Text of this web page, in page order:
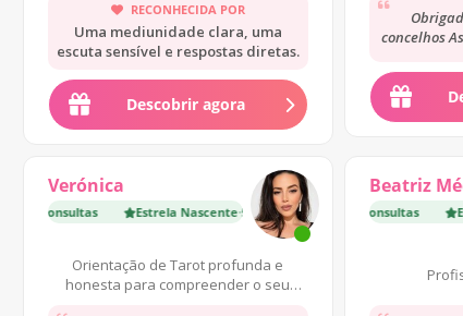
RECONHECIDA POR
Uma mediunidade clara, uma
escuta sensível e respostas diretas.
Descobrir agora
concelhos
pelo
Verónica
500 Consultas Estrela Nascente·500 Consultas
Orientação de Tarot profunda e
honesta para compreender o seu
Beatriz
Estrela Nascente· 300 Consultas